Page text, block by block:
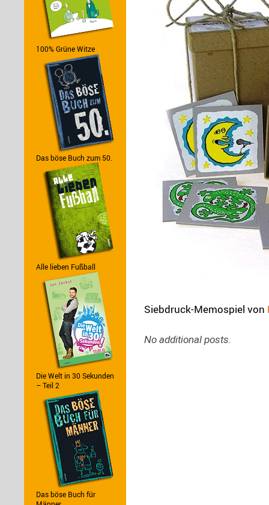
100% Grüne Witze
Das böse Buch zum 50.
Alle lieben Fußball
Die Welt in 30 Sekunden
– Teil 2
Das böse Buch für
Siebdruck-Memospiel von